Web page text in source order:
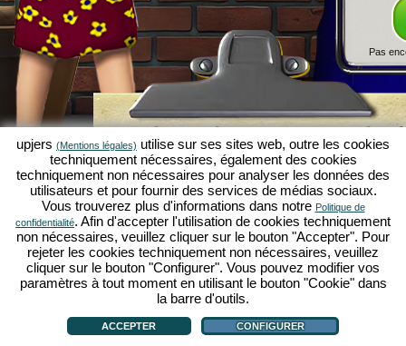
Pas
Simulation économique
jeux par navigateur d'upjers
Kapilands fait partie des meilleursjeux par
véritable jeu rétropour les fans de simulations
upjers, il a été élu "MMO of the Year" et
fans dejeux stratégiques en ligne. Ici, tu peux
économique en tant qu'entrepreneur et faire
simulations économiques!
upjers (Mentions légales) utilise sur ses sites web, outre les cookies
techniquement nécessaires, également des cookies
techniquement non nécessaires pour analyser les données des
utilisateurs et pour fournir des services de médias sociaux.
Vous trouverez plus d'informations dans notre Politique de
confidentialité. Afin d'accepter l'utilisation de cookies techniquement
non nécessaires, veuillez cliquer sur le bouton "Accepter". Pour
rejeter les cookies techniquement non nécessaires, veuillez
cliquer sur le bouton "Configurer". Vous pouvez modifier vos
paramètres à tout moment en utilisant le bouton "Cookie" dans
la barre d'outils.
ACCEPTER CONFIGURER